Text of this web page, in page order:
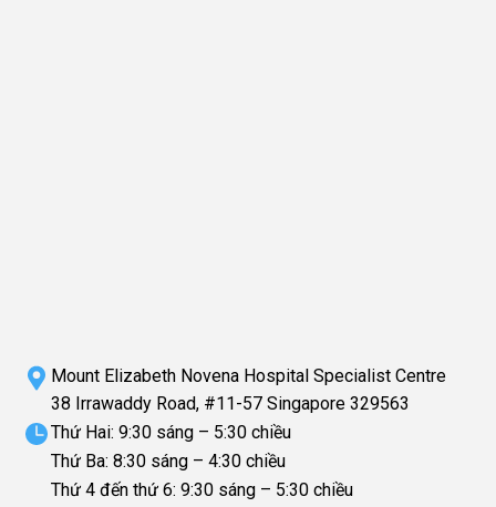
Mount Elizabeth Novena Hospital Specialist Centre
38 Irrawaddy Road, #11-57 Singapore 329563
Thứ Hai: 9:30 sáng – 5:30 chiều
Thứ Ba: 8:30 sáng – 4:30 chiều
Thứ 4 đến thứ 6: 9:30 sáng – 5:30 chiều